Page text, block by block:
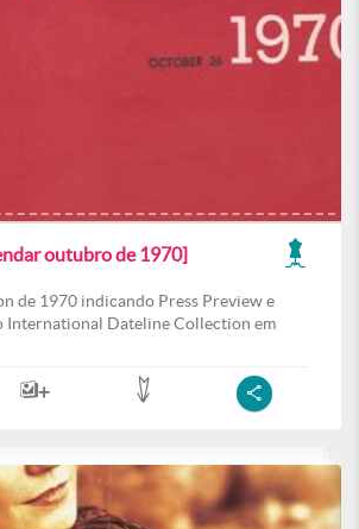
outubro de 1970]
de 1970 indicando Press Preview e
International Dateline Collection em